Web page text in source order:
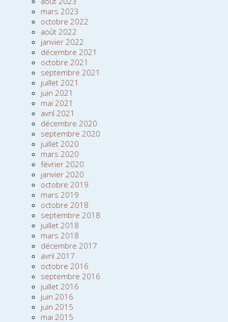
mars 2023
octobre 2022
août 2022
janvier 2022
décembre 2021
octobre 2021
septembre 2021
juillet 2021
juin 2021
mai 2021
avril 2021
décembre 2020
septembre 2020
juillet 2020
mars 2020
février 2020
janvier 2020
octobre 2019
mars 2019
octobre 2018
septembre 2018
juillet 2018
mars 2018
décembre 2017
avril 2017
octobre 2016
septembre 2016
juillet 2016
juin 2016
juin 2015
mai 2015